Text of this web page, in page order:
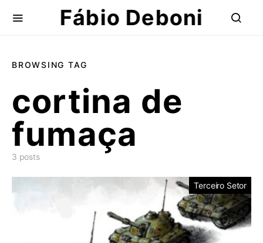
Fábio Deboni
BROWSING TAG
cortina de
fumaça
3 posts
Terceiro Setor